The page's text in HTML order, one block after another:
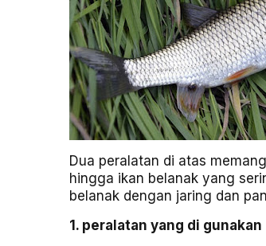
Dua peralatan di atas
hingga ikan belanak yang
belanak dengan jaring dan
1. peralatan yang di gunakan